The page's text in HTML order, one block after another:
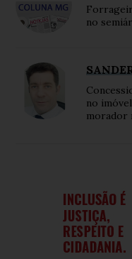
no
no
morador